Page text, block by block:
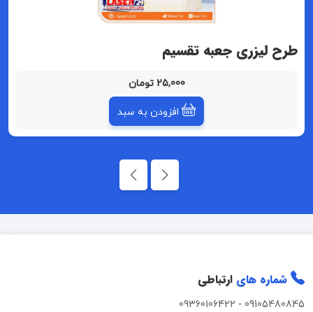
طرح لیزری جعبه تقسیم
25,000 تومان
افزودن به سبد
شماره های ارتباطی
09105480845
-
09360106422